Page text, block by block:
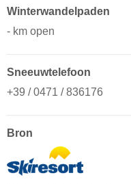
Winterwandelpaden
- km open
Sneeuwtelefoon
+39 / 0471 / 836176
Bron